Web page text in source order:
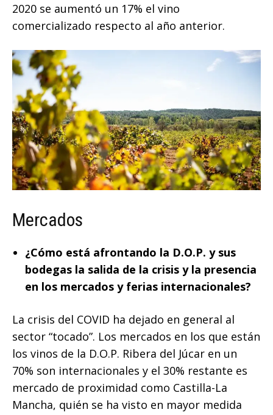
2020 se aumentó un 17% el vino
comercializado respecto al año anterior.
Mercados
¿Cómo está afrontando la D.O.P. y sus
bodegas la salida de la crisis y la presencia
en los mercados y ferias internacionales?
La crisis del COVID ha dejado en general al
sector “tocado”. Los mercados en los que están
los vinos de la D.O.P. Ribera del Júcar en un
70% son internacionales y el 30% restante es
mercado de proximidad como Castilla-La
Mancha, quién se ha visto en mayor medida